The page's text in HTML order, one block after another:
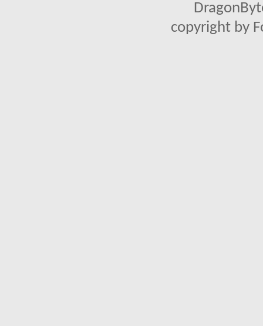
copyright by